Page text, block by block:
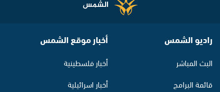
راديو الشمس
البث المباشر
قائمة البرامج
أخبار موقع الشمس
أخبار فلسطينية
أخبار اسرائيلية